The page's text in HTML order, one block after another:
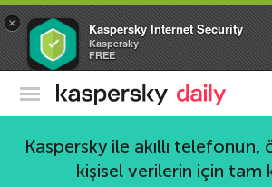
× Kaspersky Internet Security
Kaspersky
FREE
Kaspersky
Kaspersky ile akıllı telefonun,
kişisel verilerin için tam